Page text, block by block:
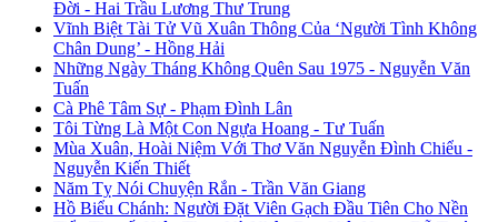
Đời - Hai Trầu Lương Thư Trung
Vĩnh Biệt Tài Tử Vũ Xuân Thông Của ‘Người Tình Không
Chân Dung’ - Hồng Hải
Những Ngày Tháng Không Quên Sau 1975 - Nguyễn Văn
Tuấn
Cà Phê Tâm Sự - Phạm Đình Lân
Tôi Từng Là Một Con Ngựa Hoang - Tư Tuấn
Mùa Xuân, Hoài Niệm Với Thơ Văn Nguyễn Đình Chiểu -
Nguyễn Kiến Thiết
Năm Tỵ Nói Chuyện Rắn - Trần Văn Giang
Hồ Biểu Chánh: Người Đặt Viên Gạch Đầu Tiên Cho Nền